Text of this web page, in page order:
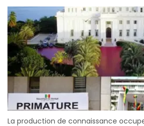
La production de connaissance